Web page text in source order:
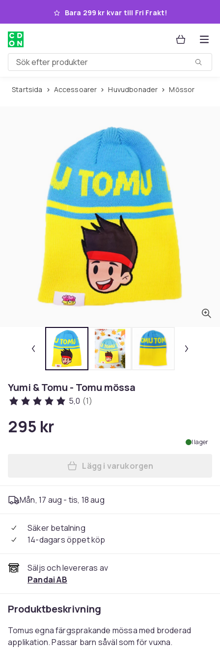
Hoppa till huvudinnehållet
Bara 299 kr kvar till Fri Frakt!
Sök efter produkter
Startsida Accessoarer Huvudbonader Mössor
Yumi & Tomu - Tomu mössa
5,0 (1)
295 kr
I lager
Lägg till Yumi & Tomu -
Lägg i varukorgen
Mån, 17 aug - tis, 18 aug
Säker betalning
14-dagars öppet köp
Säljs och levereras av
Pandai AB
Produktbeskrivning
Tomus egna färgsprakande mössa med broderad
applikation. Passar barn såväl som för vuxna.